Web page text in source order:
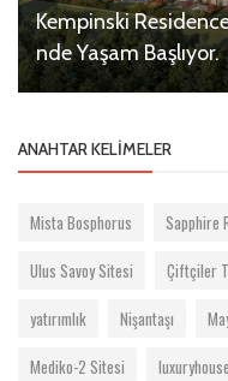
Kempinski
nde Yaşam Başlıyor.
ANAHTAR KELIMELER
Mista Bosphorus Sapphire
Ulus Savoy Sitesi
Çiftçiler
yatırımlık
Nişantaşı
Mediko-2 Sitesi
luxuryhouse